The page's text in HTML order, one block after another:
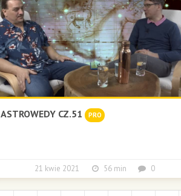
ASTROWEDY CZ.51 PRO
21 kwie 2021 56 min 0